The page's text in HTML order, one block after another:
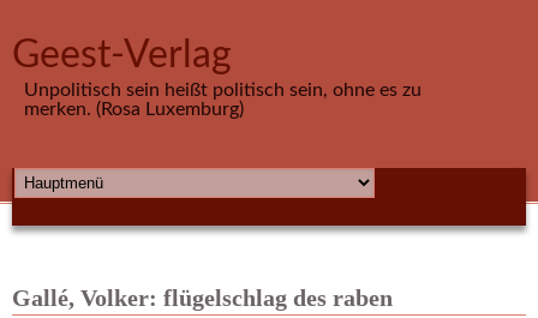
Geest-Verlag
Unpolitisch sein heißt politisch sein, ohne es zu
merken. (Rosa Luxemburg)
HAUPTMENÜ
Gallé, Volker: flügelschlag des raben